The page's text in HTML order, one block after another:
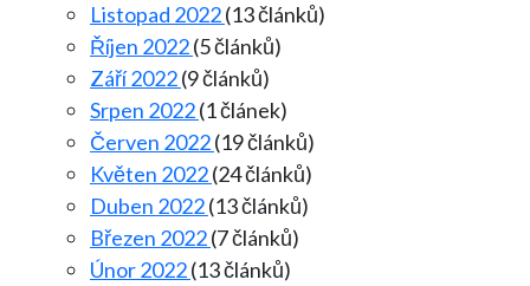
Listopad 2022(13 článků)
Říjen 2022(5 článků)
Září 2022(9 článků)
Srpen 2022(1 článek)
Červen 2022(19 článků)
Květen 2022(24 článků)
Duben 2022(13 článků)
Březen 2022(7 článků)
Únor 2022(13 článků)